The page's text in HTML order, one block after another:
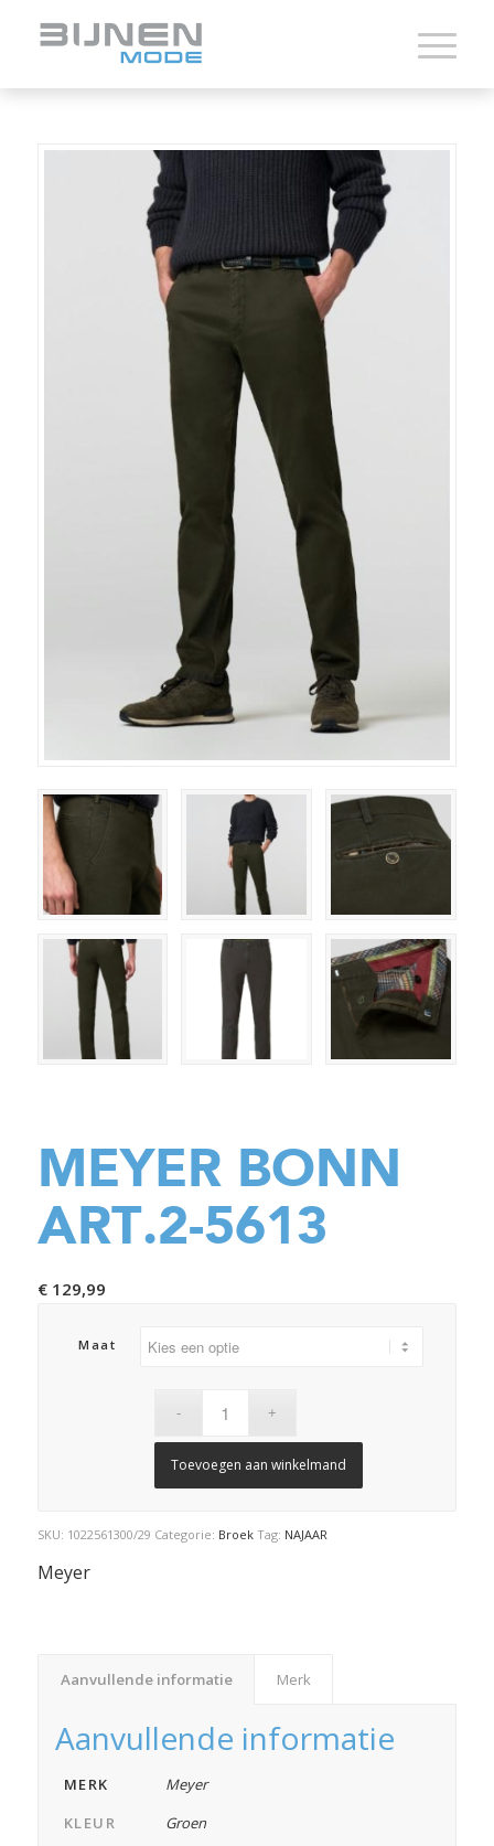
MEYER BONN
ART.2-5613
€129,99
Maat
Toevoegen aan winkelmand
SKU: 1022561300/29 Categorie: Broek Tag: NAJAAR
Meyer
Aanvullende informatie Merk
Aanvullende informatie
MERK
Meyer
KLEUR
Groen